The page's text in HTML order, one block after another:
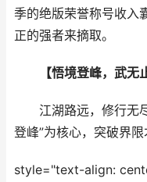
季的绝版荣誉称号收入
正的强者来摘取。
【悟境登峰，武无
江湖路远，修行无尽
登峰”为核心，突破界限
style="text-align: